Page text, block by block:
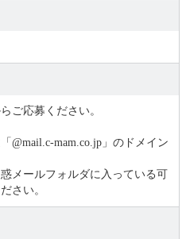
ご応募ください。
@mail.c-mam.co.jp」のドメイン
メールフォルダに入っている可
さい。